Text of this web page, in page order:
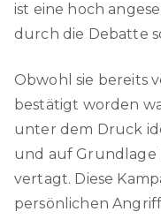
ist eine hoch
durch die Debatte
Obwohl sie bereits
bestätigt worden
unter dem Druck
und auf Grundlage
vertagt. Diese
persönlichen